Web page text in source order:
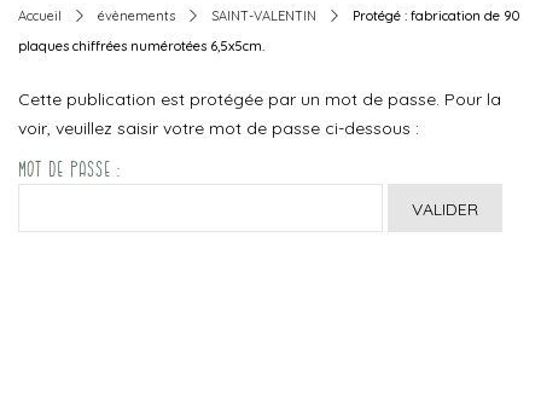
Accueil évènements SAINT-VALENTIN
Protégé : fabrication de 90
plaques chiffrées numérotées 6,5x5cm.
Cette publication est protégée par un mot de passe. Pour la
voir, veuillez saisir votre mot de passe ci-dessous :
Mot de passe :